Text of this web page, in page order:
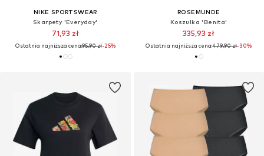
NIKE SPORTSWEAR
Skarpety 'Everyday'
71,93 zł
Ostatnia najniższa cena:95,90 zł-25%
ROSEMUNDE
Koszulka 'Benita'
335,93 zł
Ostatnia najniższa cena:479,90 zł-30%